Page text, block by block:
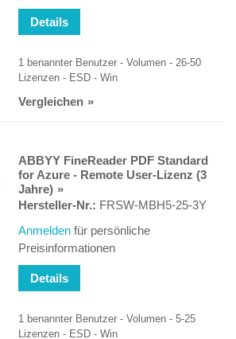
Details
1 benannter Benutzer - Volumen - 26-50
Lizenzen - ESD - Win
Vergleichen
ABBYY FineReader PDF Standard
for Azure - Remote User-Lizenz (3
Jahre)
Hersteller-Nr.: FRSW-MBH5-25-3Y
Anmelden für persönliche
Preisinformationen
Details
1 benannter Benutzer - Volumen - 5-25
Lizenzen - ESD - Win